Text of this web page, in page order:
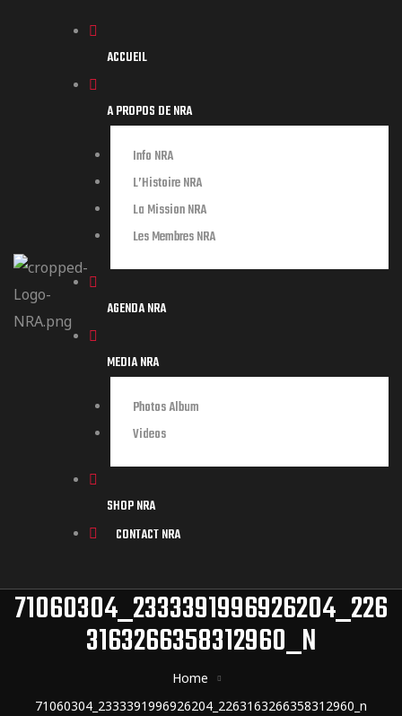
ACCUEIL
A PROPOS DE NRA
Info NRA
L’Histoire NRA
La Mission NRA
Les Membres NRA
AGENDA NRA
MEDIA NRA
Photos Album
Videos
SHOP NRA
CONTACT NRA
71060304_2333391996926204_226
3163266358312960_N
Home
71060304_2333391996926204_2263163266358312960_n